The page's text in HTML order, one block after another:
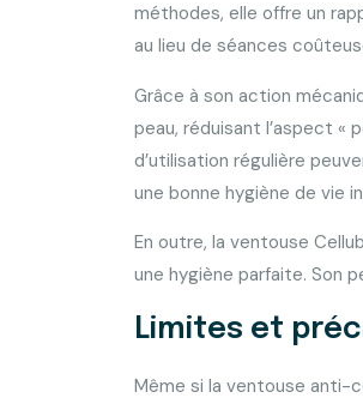
méthodes, elle offre un
au lieu de séances
Grâce à son action
peau, réduisant l’aspect «
d’utilisation régulière
une bonne hygiène de vie
En outre, la ventouse
une hygiène parfaite. Son
Limites et
Même si la ventouse anti-